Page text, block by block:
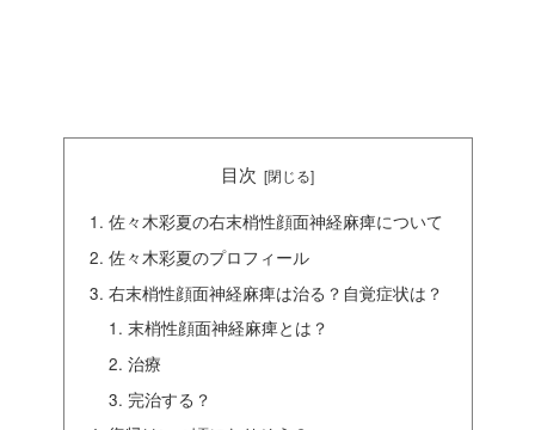
目次
佐々木彩夏の右末梢性顔面神経麻痺について
佐々木彩夏のプロフィール
右末梢性顔面神経麻痺は治る？自覚症状は？
末梢性顔面神経麻痺とは？
治療
完治する？